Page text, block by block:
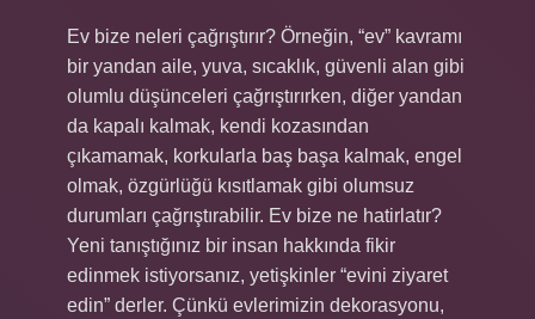
Ev bize neleri çağrıştırır? Örneğin, “ev” kavramı
bir yandan aile, yuva, sıcaklık, güvenli alan gibi
olumlu düşünceleri çağrıştırırken, diğer yandan
da kapalı kalmak, kendi kozasından
çıkamamak, korkularla baş başa kalmak, engel
olmak, özgürlüğü kısıtlamak gibi olumsuz
durumları çağrıştırabilir. Ev bize ne hatirlatır?
Yeni tanıştığınız bir insan hakkında fikir
edinmek istiyorsanız, yetişkinler “evini ziyaret
edin” derler. Çünkü evlerimizin dekorasyonu,